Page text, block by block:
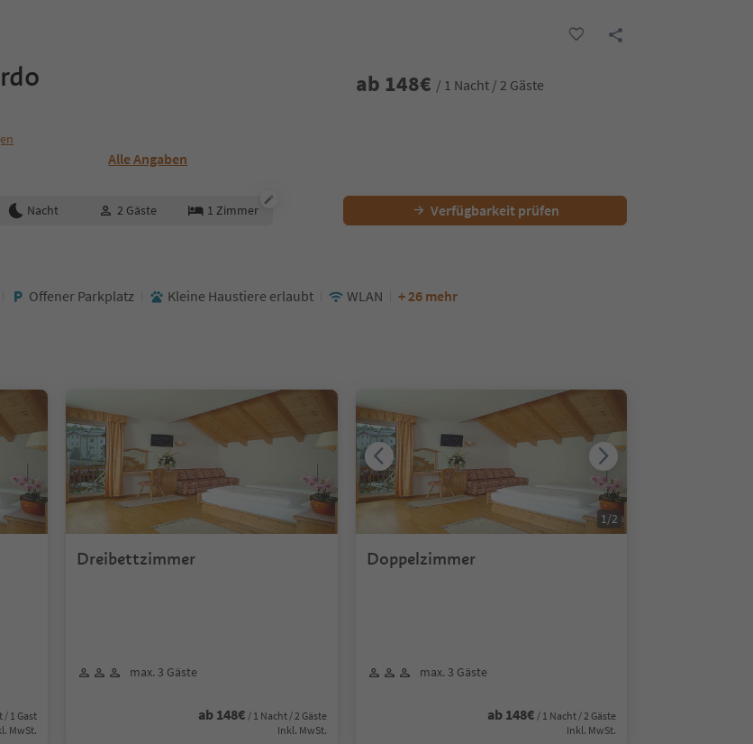
Alle Angaben
ab 148€ / 1 Nacht / 2 Gäste
Nacht 2 Gäste 1 Zimmer Verfügbarkeit prüfen
Offener Parkplatz Kleine Haustiere erlaubt WLAN + 26 mehr
/ 1 Gast
MwSt.
Dreibettzimmer
max. 3 Gäste
ab 148€ / 1 Nacht / 2 Gäste
Inkl. MwSt.
Doppelzimmer
max. 3 Gäste
ab 148€ / 1 Nacht / 2 Gäste
Inkl. MwSt.
1/2